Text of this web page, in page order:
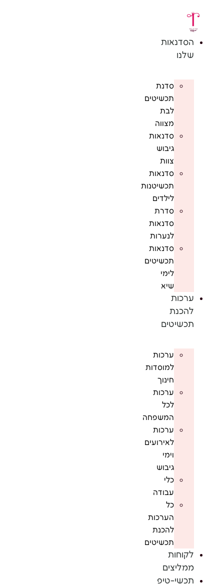
הסדנאות
שלנו
סדנת
תכשיטים
לבת
מצווה
סדנאות
גיבוש
צוות
סדנאות
תכשיטנות
לילדים
סדרת
סדנאות
לנערות
סדנאות
תכשיטים
לימי
שיא
ערכות
להכנת
תכשיטים
ערכות
למוסדות
חינוך
ערכות
לכל
המשפחה
ערכות
לאירועים
וימי
גיבוש
כלי
עבודה
כל
הערכות
להכנת
תכשיטים
לקוחות
ממליצים
תכשי-טיפ